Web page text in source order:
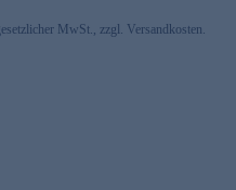
MwSt., zzgl. Versandkosten.